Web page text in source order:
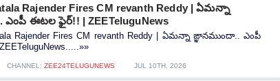
Rajender Fires CM revanth Reddy | ఏమన్నా
ఎంపీ ఈటల ఫైర్!! | ZEETeluguNews
Rajender Fires CM revanth Reddy | ఏమన్నా ఙ్ఞానముందా.. ఎంపీ
CHANNEL: ZEE24TELUGUNEWS JUL 10TH, 2026